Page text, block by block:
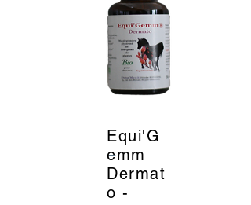
Equi'G
emm
Dermat
o -
_